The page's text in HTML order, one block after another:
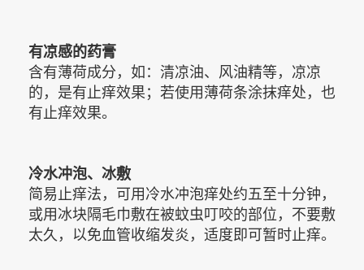
有凉感的药膏
含有薄荷成分，如：清凉油、风油精等，凉凉
的，是有止痒效果；若使用薄荷条涂抹痒处，也
有止痒效果。
冷水冲泡、冰敷
简易止痒法，可用冷水冲泡痒处约五至十分钟，
或用冰块隔毛巾敷在被蚊虫叮咬的部位，不要敷
太久，以免血管收缩发炎，适度即可暂时止痒。